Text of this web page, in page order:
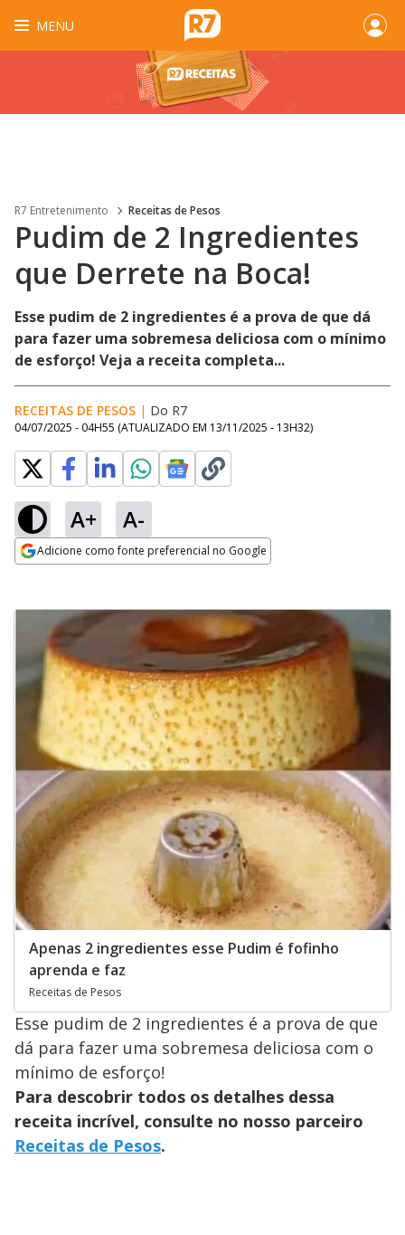
MENU
R7 Entretenimento Receitas de Pesos
Pudim de 2 Ingredientes
que Derrete na Boca!
Esse pudim de 2 ingredientes é a prova de que dá
para fazer uma sobremesa deliciosa com o mínimo
de esforço! Veja a receita completa...
RECEITAS DE PESOS | Do R7
04/07/2025 - 04H55 (ATUALIZADO EM 13/11/2025 - 13H32)
A+ A-
Adicione como fonte preferencial no Google
Apenas 2 ingredientes esse Pudim é fofinho
aprenda e faz
Receitas de Pesos
Esse pudim de 2 ingredientes é a prova de que
dá para fazer uma sobremesa deliciosa com o
mínimo de esforço!
Para descobrir todos os detalhes dessa
receita incrível, consulte no nosso parceiro
Receitas de Pesos.